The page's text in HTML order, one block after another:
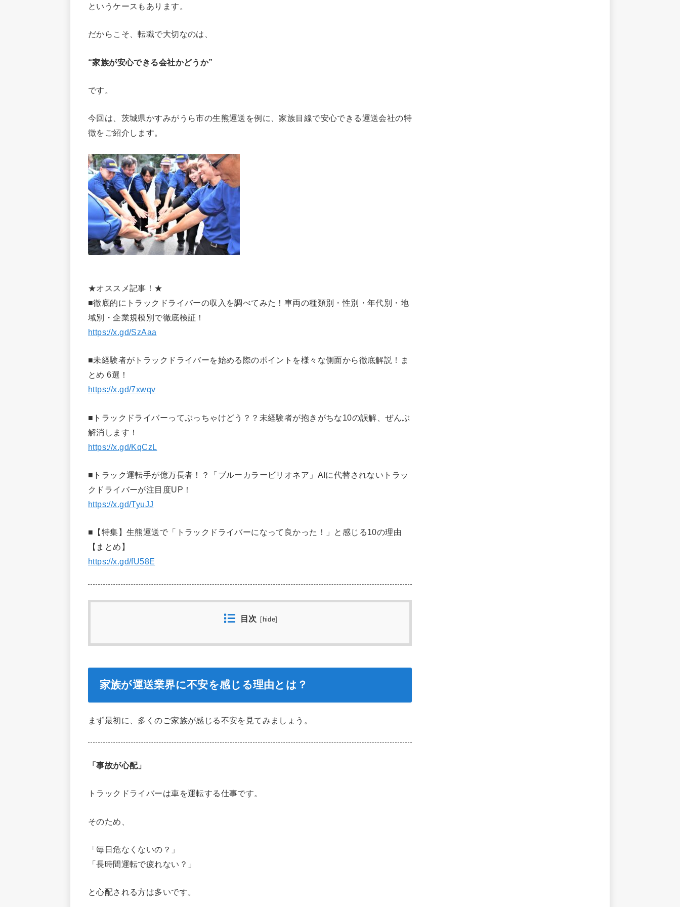
というケースもあります。
だからこそ、転職で大切なのは、
“家族が安心できる会社かどうか”
です。
今回は、茨城県かすみがうら市の生熊運送を例に、家族目線で安心できる運送会社の特
徴をご紹介します。
★オススメ記事！★
■徹底的にトラックドライバーの収入を調べてみた！車両の種類別・性別・年代別・地
域別・企業規模別で徹底検証！
https://x.gd/SzAaa
■未経験者がトラックドライバーを始める際のポイントを様々な側面から徹底解説！ま
とめ 6選！
https://x.gd/7xwqv
■トラックドライバーってぶっちゃけどう？？未経験者が抱きがちな10の誤解、ぜんぶ
解消します！
https://x.gd/KqCzL
■トラック運転手が億万長者！？「ブルーカラービリオネア」AIに代替されないトラッ
クドライバーが注目度UP！
https://x.gd/TyuJJ
■【特集】生熊運送で「トラックドライバーになって良かった！」と感じる10の理由
【まとめ】
https://x.gd/fU58E
目次 [ hide]
家族が運送業界に不安を感じる理由とは？
まず最初に、多くのご家族が感じる不安を見てみましょう。
「事故が心配」
トラックドライバーは車を運転する仕事です。
そのため、
「毎日危なくないの？」
「長時間運転で疲れない？」
と心配される方は多いです。